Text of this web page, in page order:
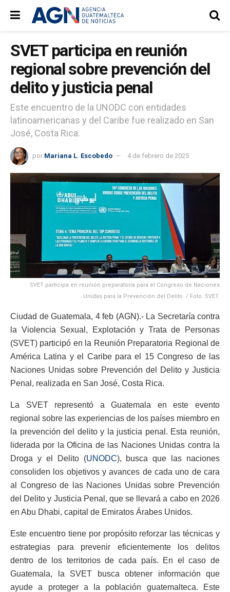
SVET participa en reunión
regional sobre prevención del
delito y justicia penal
Este encuentro de la UNODC con entidades
latinoamericanas y del Caribe fue realizado en San
José, Costa Rica.
por Mariana L. Escobedo 4 de febrero de 2025
SVET participa en reunión preparatoria para el Congreso de Naciones
Unidas para la Prevención del Delito. / Foto: SVET.
Ciudad de Guatemala, 4 feb (AGN).- La Secretaría contra
la Violencia Sexual, Explotación y Trata de Personas
(SVET) participó en la Reunión Preparatoria Regional de
América Latina y el Caribe para el 15 Congreso de las
Naciones Unidas sobre Prevención del Delito y Justicia
Penal, realizada en San José, Costa Rica.
La SVET representó a Guatemala en este evento
regional sobre las experiencias de los países miembro en
la prevención del delito y la justicia penal. Esta reunión,
liderada por la Oficina de las Naciones Unidas contra la
Droga y el Delito (UNODC), busca que las naciones
consoliden los objetivos y avances de cada uno de cara
al Congreso de las Naciones Unidas sobre Prevención
del Delito y Justicia Penal, que se llevará a cabo en 2026
en Abu Dhabi, capital de Emiratos Árabes Unidos.
Este encuentro tiene por propósito reforzar las técnicas y
estrategias para prevenir eficientemente los delitos
dentro de los territorios de cada país. En el caso de
Guatemala, la SVET busca obtener información que
ayude a proteger a la población guatemalteca. Este